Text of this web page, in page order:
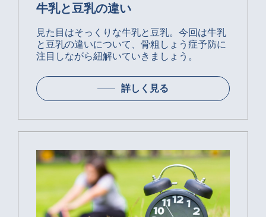
牛乳と豆乳の違い
見た目はそっくりな牛乳と豆乳。今回は牛乳
と豆乳の違いについて、骨粗しょう症予防に
注目しながら紐解いていきましょう。
詳しく見る